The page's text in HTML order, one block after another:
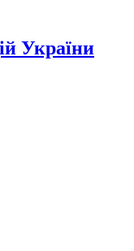
України